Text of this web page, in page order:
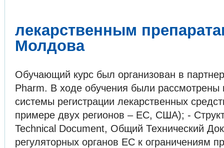
лекарственным
Молдова
Обучающий курс был организован в
Pharm. В ходе обучения были рассмотрены
системы регистрации лекарственных
примере двух регионов – ЕС, США); -
Technical Document, Общий Технический
регуляторных органов ЕС к ограничениям